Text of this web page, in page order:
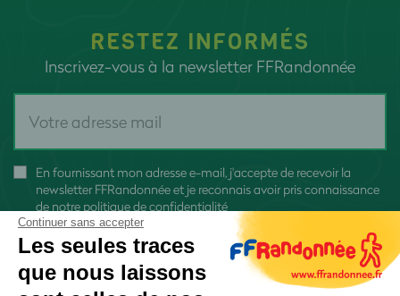
RESTEZ INFORMÉS
Inscrivez-vous à la newsletter FFRandonnée
En fournissant mon adresse e-mail, j'accepte de recevoir la
newsletter FFRandonnée et je reconnais avoir pris connaissance
de notre politique de confidentialité
Continuer sans accepter
Les seules traces
que nous laissons